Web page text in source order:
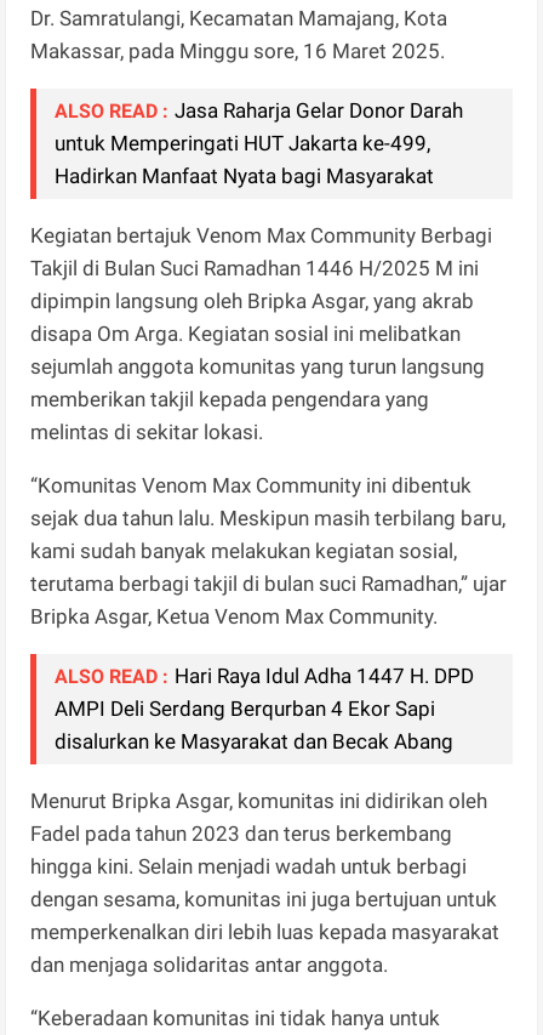
Dr. Samratulangi, Kecamatan Mamajang, Kota
Makassar, pada Minggu sore, 16 Maret 2025.
ALSO READ : Jasa Raharja Gelar Donor Darah
untuk Memperingati HUT Jakarta ke-499,
Hadirkan Manfaat Nyata bagi Masyarakat
Kegiatan bertajuk Venom Max Community Berbagi
Takjil di Bulan Suci Ramadhan 1446 H/2025 M ini
dipimpin langsung oleh Bripka Asgar, yang akrab
disapa Om Arga. Kegiatan sosial ini melibatkan
sejumlah anggota komunitas yang turun langsung
memberikan takjil kepada pengendara yang
melintas di sekitar lokasi.
“Komunitas Venom Max Community ini dibentuk
sejak dua tahun lalu. Meskipun masih terbilang baru,
kami sudah banyak melakukan kegiatan sosial,
terutama berbagi takjil di bulan suci Ramadhan,” ujar
Bripka Asgar, Ketua Venom Max Community.
ALSO READ : Hari Raya Idul Adha 1447 H. DPD
AMPI Deli Serdang Berqurban 4 Ekor Sapi
disalurkan ke Masyarakat dan Becak Abang
Menurut Bripka Asgar, komunitas ini didirikan oleh
Fadel pada tahun 2023 dan terus berkembang
hingga kini. Selain menjadi wadah untuk berbagi
dengan sesama, komunitas ini juga bertujuan untuk
memperkenalkan diri lebih luas kepada masyarakat
dan menjaga solidaritas antar anggota.
“Keberadaan komunitas ini tidak hanya untuk